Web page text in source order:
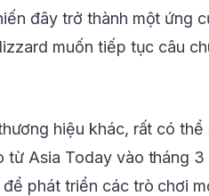
đây trở thành một ứng
muốn tiếp tục câu
hiệu khác, rất có
từ Asia Today vào tháng
phát triển các trò chơi